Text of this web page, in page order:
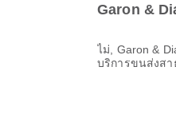
Garon &
ไม่, Garon &
บริการขนส่งสา